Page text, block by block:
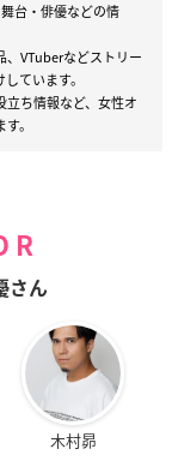
台・俳優などの情
、VTuberなどストリー
ています。
ち情報など、女性オ
。
さん
木村昴